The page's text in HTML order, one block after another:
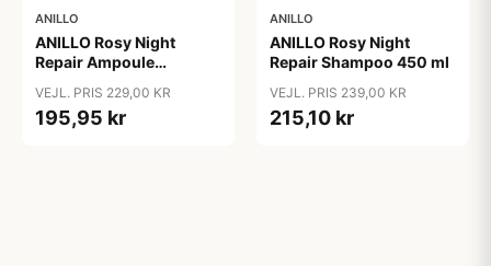
ANILLO
ANILLO Rosy Night
Repair Ampoule
VEJL. PRIS 229,00 KR
195,95 kr
ANILLO
ANILLO Rosy Night
Repair Shampoo 450 ml
VEJL. PRIS 239,00 KR
215,10 kr